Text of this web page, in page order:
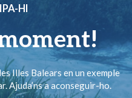
HI
Illes Balears en un exemple
Ajuda’ns a aconseguir-ho.